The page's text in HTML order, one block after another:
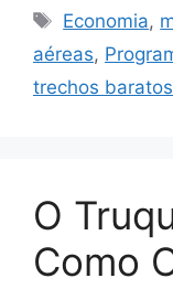
Tags
Economia,
aéreas,
trechos baratos
O
Como